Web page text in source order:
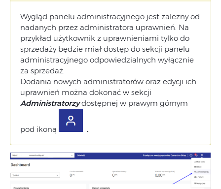
Wygląd panelu administracyjnego jest zależny od
nadanych przez administratora uprawnień. Na
przykład użytkownik z uprawnieniami tylko do
sprzedaży będzie miał dostęp do sekcji panelu
administracyjnego odpowiedzialnych wyłącznie
za sprzedaż.
Dodania nowych administratorów oraz edycji ich
uprawnień można dokonać w sekcji
Administratorzydostępnej w prawym górnym
pod ikoną .